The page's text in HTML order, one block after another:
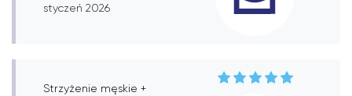
styczeń 2026
Strzyżenie męskie +